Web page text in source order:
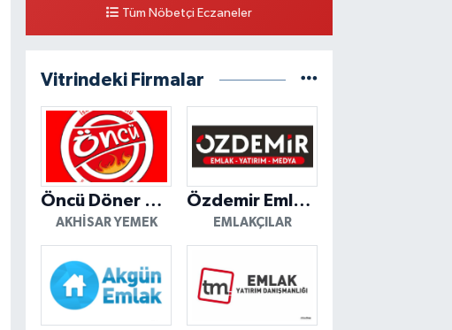
Tüm Nöbetçi Eczaneler
Vitrindeki Firmalar
Öncü Döner Akhisar
AKHISAR YEMEK
Özdemir Emlak Yatırım
EMLAKÇILAR